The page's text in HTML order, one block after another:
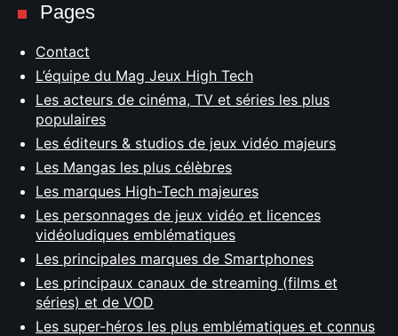
Pages
Contact
L’équipe du Mag Jeux High Tech
Les acteurs de cinéma, TV et séries les plus
populaires
Les éditeurs & studios de jeux vidéo majeurs
Les Mangas les plus célèbres
Les marques High-Tech majeures
Les personnages de jeux vidéo et licences
vidéoludiques emblématiques
Les principales marques de Smartphones
Les principaux canaux de streaming (films et
séries) et de VOD
Les super-héros les plus emblématiques et connus